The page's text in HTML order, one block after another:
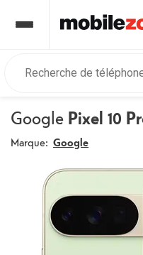
Google Pixel 10
Marque: Google